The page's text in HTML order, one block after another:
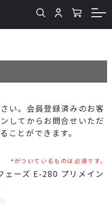
い。会員登録済みのお客
してからお問合せいただ
ことができます。
がついているものは必須です。
ーズ E-280 プリメイン